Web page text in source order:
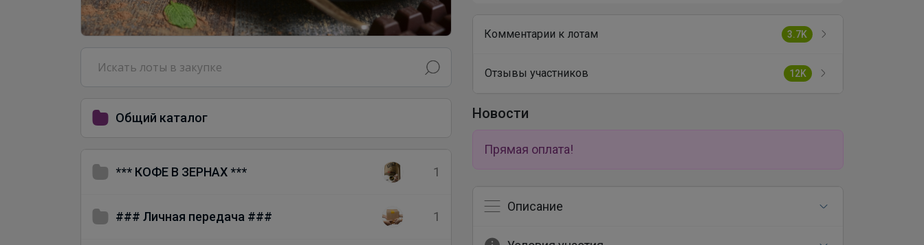
Общий каталог
*** КОФЕ В ЗЕРНАХ *** 1
### Личная передача ### 1
Комментарии к лотам 3.7K
Отзывы участников 12K
Новости
Прямая оплата!
Описание